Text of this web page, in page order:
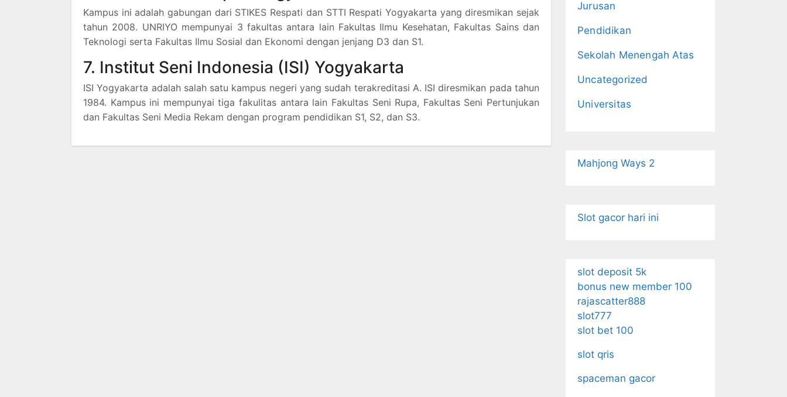
Kampus ini adalah gabungan dari STIKES Respati dan STTI Respati Yogyakarta yang diresmikan sejak
tahun 2008. UNRIYO mempunyai 3 fakultas antara lain Fakultas Ilmu Kesehatan, Fakultas Sains dan
Teknologi serta Fakultas Ilmu Sosial dan Ekonomi dengan jenjang D3 dan S1.
7. Institut Seni Indonesia (ISI) Yogyakarta
ISI Yogyakarta adalah salah satu kampus negeri yang sudah terakreditasi A. ISI diresmikan pada tahun
1984. Kampus ini mempunyai tiga fakulitas antara lain Fakultas Seni Rupa, Fakultas Seni Pertunjukan
dan Fakultas Seni Media Rekam dengan program pendidikan S1, S2, dan S3.
Jurusan
Pendidikan
Sekolah Menengah Atas
Uncategorized
Universitas
Mahjong Ways 2
Slot gacor hari ini
slot deposit 5k
bonus new member 100
rajascatter888
slot777
slot bet 100
slot qris
spaceman gacor